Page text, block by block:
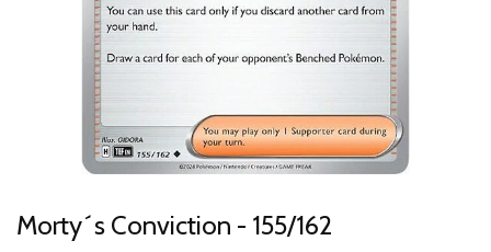
Morty´s Conviction - 155/162